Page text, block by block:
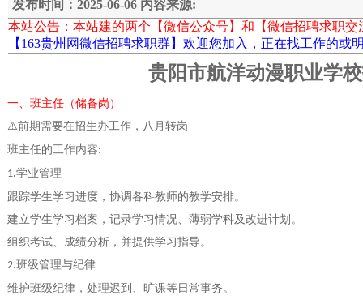
发布时间：2025-06-06 内容来源:
本站公告：本站建的两个【微信公众号】和【微信招聘求职
【163贵州网微信招聘求职群】欢迎您加入，正在找工作的
贵阳市航洋动漫职业学
一、班主任（储备岗）
⚠前期需要在招生办工作，八月转岗
班主任的工作内容:
1.学业管理
跟踪学生学习进度，协调各科教师的教学安排。
建立学生学习档案，记录学习情况、薄弱学科及改进计划。
组织考试、成绩分析，并提供学习指导。
2.班级管理与纪律
维护班级纪律，处理迟到、旷课等日常事务。